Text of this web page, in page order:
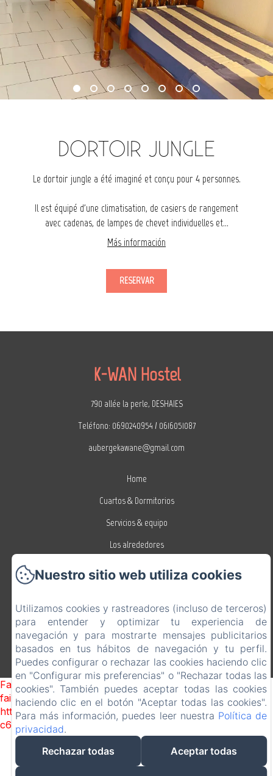
DORTOIR JUNGLE
Le dortoir jungle a été imaginé et conçu pour 4 personnes.
Il est équipé d'une climatisation, de casiers de rangement
avec cadenas, de lampes de chevet individuelles et...
Más información
RESERVAR
K-WAN Hostel
790 allée la perle, DESHAIES
Teléfono: 0690240954 / 0616051087
aubergekawane@gmail.com
Home
Cuartos & Dormitorios
Servicios & equipo
Los alrededores
EN
FR ES
Desarrollado con Amenitiz
Failed to load BookingEngine/index: Loading chunk 1322
failed. (missing:
https://d1cmur5l0xva3h.cloudfront.net/packs/1322-
c6e932f9d3d27b65-1bf7c4dc6a241241.js)
Nuestro sitio web utiliza cookies
Utilizamos cookies y rastreadores (incluso de terceros)
para entender y optimizar tu experiencia de
navegación y para mostrarte mensajes publicitarios
basados en tus hábitos de navegación y tu perfil.
Puedes configurar o rechazar las cookies haciendo clic
en "Configurar mis preferencias" o "Rechazar todas las
cookies". También puedes aceptar todas las cookies
haciendo clic en el botón "Aceptar todas las cookies".
Para más información, puedes leer nuestra Política de
privacidad.
Rechazar todas
Aceptar todas